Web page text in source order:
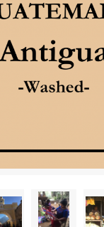
参加予約はこちら